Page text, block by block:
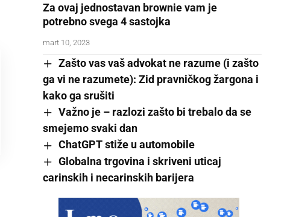
Za ovaj jednostavan brownie vam je
potrebno svega 4 sastojka
mart 10, 2023
Zašto vas vaš advokat ne razume (i zašto
ga vi ne razumete): Zid pravničkog žargona i
kako ga srušiti
Važno je – razlozi zašto bi trebalo da se
smejemo svaki dan
ChatGPT stiže u automobile
Globalna trgovina i skriveni uticaj
carinskih i necarinskih barijera